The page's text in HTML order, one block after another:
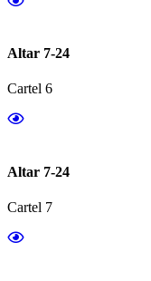
Altar 7-24
Cartel 6
Altar 7-24
Cartel 7